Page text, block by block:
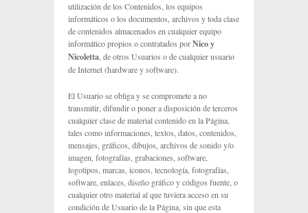
utilización de los Contenidos, los equipos
informáticos o los documentos, archivos y toda clase
de contenidos almacenados en cualquier equipo
informático propios o contratados porNico y
Nicoletta , de otros Usuarios o de cualquier usuario
de Internet (hardware y software).
El Usuario se obliga y se compromete a no
transmitir, difundir o poner a disposición de terceros
cualquier clase de material contenido en la Página,
tales como informaciones, textos, datos, contenidos,
mensajes, gráficos, dibujos, archivos de sonido y/o
imagen, fotografías, grabaciones, software,
logotipos, marcas, iconos, tecnología, fotografías,
software, enlaces, diseño gráfico y códigos fuente, o
cualquier otro material al que tuviera acceso en su
condición de Usuario de la Página, sin que esta